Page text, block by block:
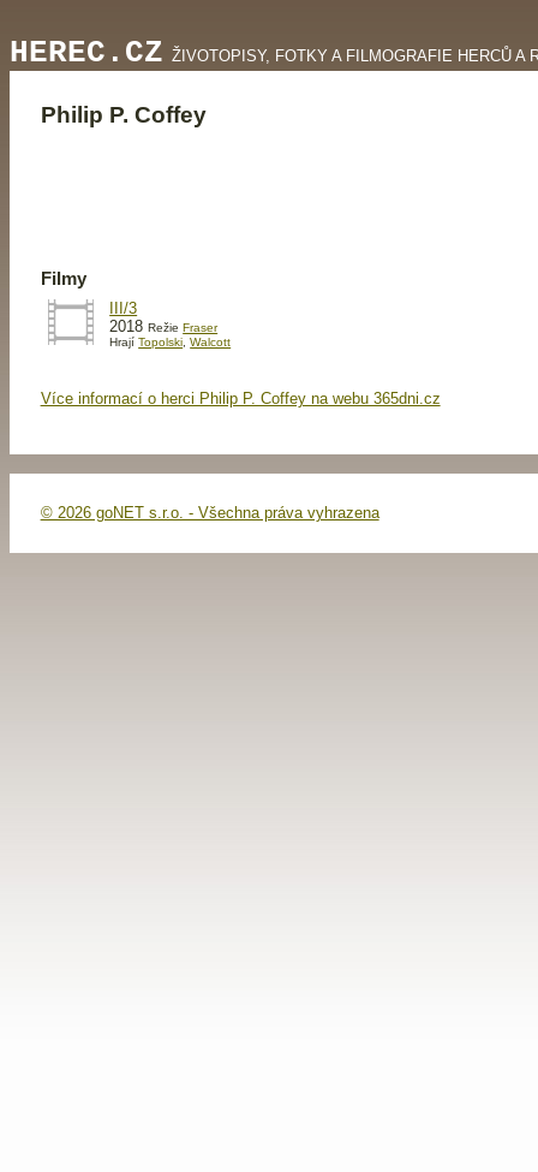
HEREC.CZ ŽIVOTOPISY, FOTKY A FILMOGRAFIE HERCŮ A
Philip P. Coffey
Filmy
III/3
2018RežieFraser
HrajíTopolski ,Walcott
Více informací o herci Philip P. Coffey na webu 365dni.cz
© 2026 goNET s.r.o. - Všechna práva vyhrazena